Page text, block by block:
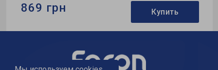
869 грн Купить
Тип светильника:потолочная люстра